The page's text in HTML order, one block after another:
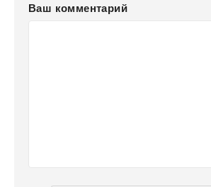
Ваш комментарий